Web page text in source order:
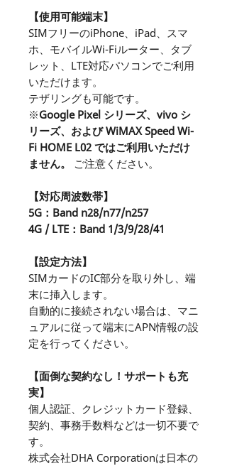
【使用可能端末】
SIMフリーのiPhone、iPad、スマ
ホ、モバイルWi-Fiルーター、タブ
レット、LTE対応パソコンでご利用
いただけます。
テザリングも可能です。
※Google Pixel シリーズ、vivo シ
リーズ、および WiMAX Speed Wi-
Fi HOME L02 ではご利用いただけ
ません。
ご注意ください。
【対応周波数帯】
5G：Band n28/n77/n257
4G / LTE：Band 1/3/9/28/41
【設定方法】
SIMカードのIC部分を取り外し、端
末に挿入します。
自動的に接続されない場合は、マニ
ュアルに従って端末にAPN情報の設
定を行ってください。
【面倒な契約なし！サポートも充
実】
個人認証、クレジットカード登録、
契約、事務手数料などは一切不要で
す。
株式会社DHA Corporationは日本の